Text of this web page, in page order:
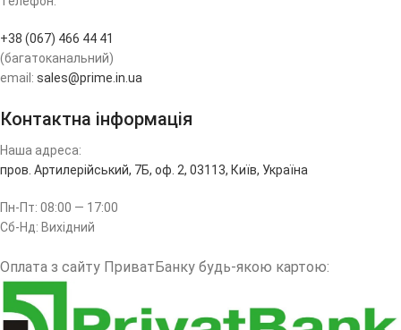
+38 (067) 466 44 41
(багатоканальний)
email: sales@prime.in.ua
Контактна інформація
Наша адреса:
пров. Артилерійський, 7Б, оф. 2, 03113, Київ, Україна
Пн-Пт: 08:00 — 17:00
Сб-Нд: Вихідний
Оплата з сайту ПриватБанку будь-якою картою: